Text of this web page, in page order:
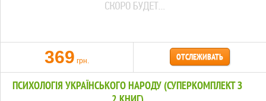
369 грн. ОТСЛЕЖИВАТЬ
ПСИХОЛОГІЯ УКРАЇНСЬКОГО НАРОДУ (СУПЕРКОМПЛЕКТ З